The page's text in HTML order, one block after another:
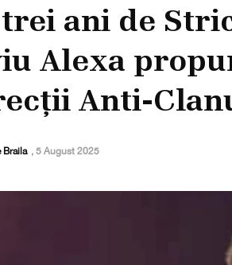
ani de
Alexa
Anti-
Braila , 5 August 2025